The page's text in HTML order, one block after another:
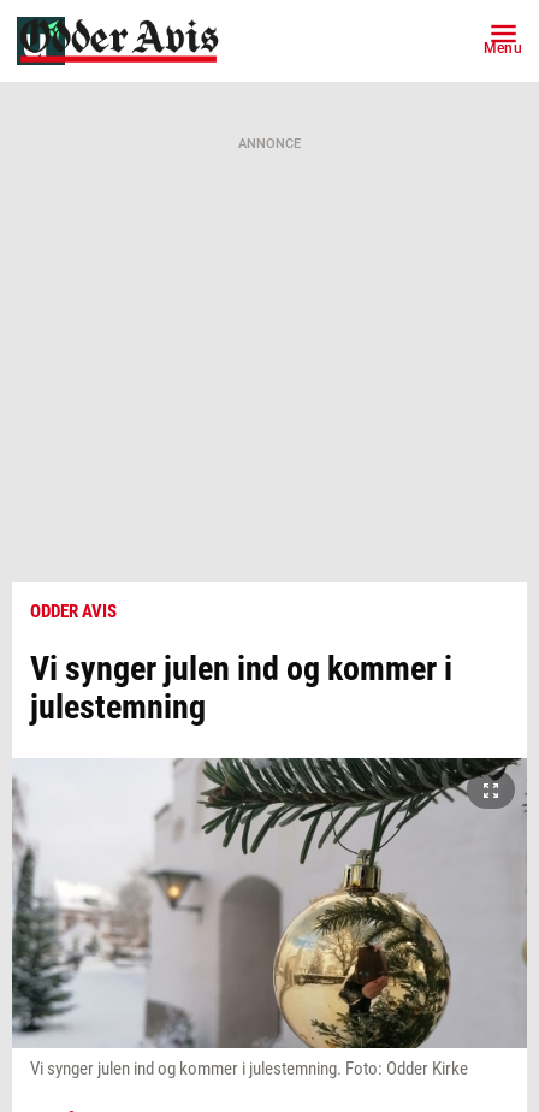
Menu
ANNONCE
ODDER AVIS
Vi synger julen ind og kommer i
julestemning
Vi synger julen ind og kommer i julestemning. Foto: Odder Kirke